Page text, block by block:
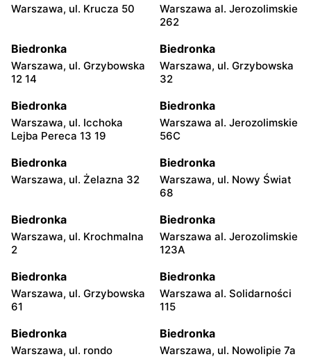
Warszawa, ul. Krucza 50
Warszawa al. Jerozolimskie
262
Biedronka
Warszawa, ul. Grzybowska
12 14
Biedronka
Warszawa, ul. Grzybowska
32
Biedronka
Warszawa, ul. Icchoka
Lejba Pereca 13 19
Biedronka
Warszawa al. Jerozolimskie
56C
Biedronka
Warszawa, ul. Żelazna 32
Biedronka
Warszawa, ul. Nowy Świat
68
Biedronka
Warszawa, ul. Krochmalna
2
Biedronka
Warszawa al. Jerozolimskie
123A
Biedronka
Warszawa, ul. Grzybowska
61
Biedronka
Warszawa al. Solidarności
115
Biedronka
Warszawa, ul. rondo
Biedronka
Warszawa, ul. Nowolipie 7a